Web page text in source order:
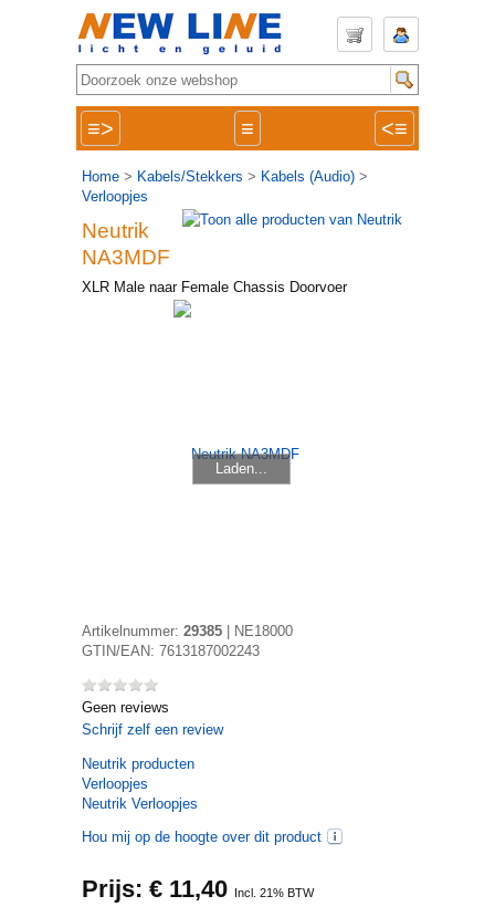
≡> ≡ <≡
Home > Kabels/Stekkers > Kabels (Audio) >
Verloopjes
Neutrik
NA3MDF
XLR Male naar Female Chassis Doorvoer
Laden...
Artikelnummer: 29385
NE18000
GTIN/EAN: 7613187002243
Geen reviews
Schrijf zelf een review
Neutrik producten
Verloopjes
Neutrik Verloopjes
Hou mij op de hoogte over dit product
Prijs: € 11,40 Incl. 21% BTW